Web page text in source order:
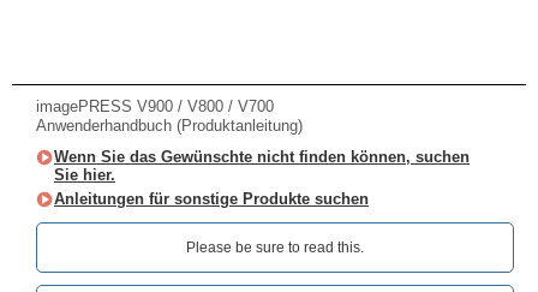
imagePRESS V900 / V800 / V700
Anwenderhandbuch (Produktanleitung)
Wenn Sie das Gewünschte nicht finden können, suchen
Sie hier.
Anleitungen für sonstige Produkte suchen
Please be sure to read this.‎